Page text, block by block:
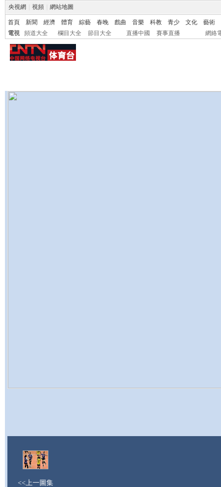
央視網 視頻 網站地圖
首頁 新聞 經濟 體育 綜藝 春晚 戲曲 音樂 科教 青少 文化
藝術
電視
頻道大全 欄目大全 節目大全 直播中國 賽事直播 網絡
<<上一圖集